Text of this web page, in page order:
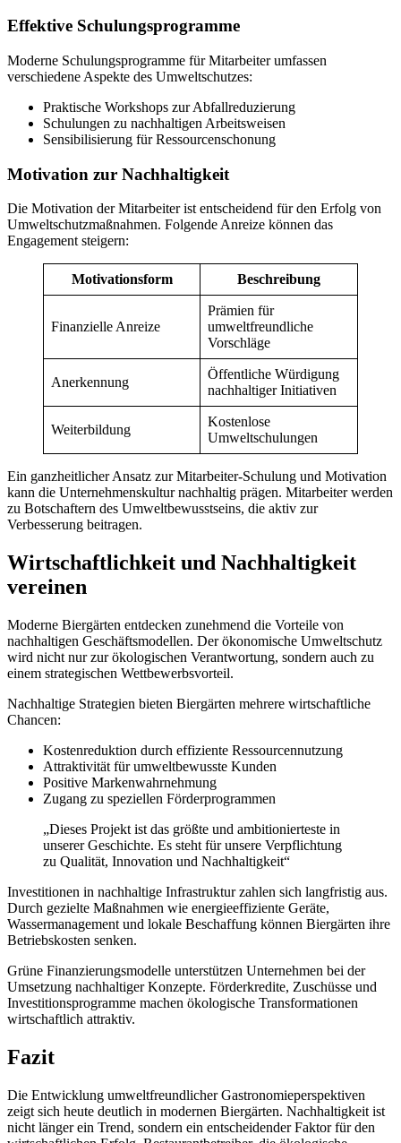
Effektive Schulungsprogramme
Moderne Schulungsprogramme für Mitarbeiter umfassen
verschiedene Aspekte des Umweltschutzes:
Praktische Workshops zur Abfallreduzierung
Schulungen zu nachhaltigen Arbeitsweisen
Sensibilisierung für Ressourcenschonung
Motivation zur Nachhaltigkeit
Die Motivation der Mitarbeiter ist entscheidend für den Erfolg von
Umweltschutzmaßnahmen. Folgende Anreize können das
Engagement steigern:
Motivationsform Beschreibung
Finanzielle Anreize
Prämien für
umweltfreundliche
Vorschläge
Anerkennung
Öffentliche Würdigung
nachhaltiger Initiativen
Weiterbildung
Kostenlose
Umweltschulungen
Ein ganzheitlicher Ansatz zur Mitarbeiter-Schulung und Motivation
kann die Unternehmenskultur nachhaltig prägen. Mitarbeiter werden
zu Botschaftern des Umweltbewusstseins, die aktiv zur
Verbesserung beitragen.
Wirtschaftlichkeit und Nachhaltigkeit
vereinen
Moderne Biergärten entdecken zunehmend die Vorteile von
nachhaltigen Geschäftsmodellen. Der ökonomische Umweltschutz
wird nicht nur zur ökologischen Verantwortung, sondern auch zu
einem strategischen Wettbewerbsvorteil.
Nachhaltige Strategien bieten Biergärten mehrere wirtschaftliche
Chancen:
Kostenreduktion durch effiziente Ressourcennutzung
Attraktivität für umweltbewusste Kunden
Positive Markenwahrnehmung
Zugang zu speziellen Förderprogrammen
„Dieses Projekt ist das größte und ambitionierteste in
unserer Geschichte. Es steht für unsere Verpflichtung
zu Qualität, Innovation und Nachhaltigkeit“
Investitionen in nachhaltige Infrastruktur zahlen sich langfristig aus.
Durch gezielte Maßnahmen wie energieeffiziente Geräte,
Wassermanagement und lokale Beschaffung können Biergärten ihre
Betriebskosten senken.
Grüne Finanzierungsmodelle unterstützen Unternehmen bei der
Umsetzung nachhaltiger Konzepte. Förderkredite, Zuschüsse und
Investitionsprogramme machen ökologische Transformationen
wirtschaftlich attraktiv.
Fazit
Die Entwicklung umweltfreundlicher Gastronomieperspektiven
zeigt sich heute deutlich in modernen Biergärten. Nachhaltigkeit ist
nicht länger ein Trend, sondern ein entscheidender Faktor für den